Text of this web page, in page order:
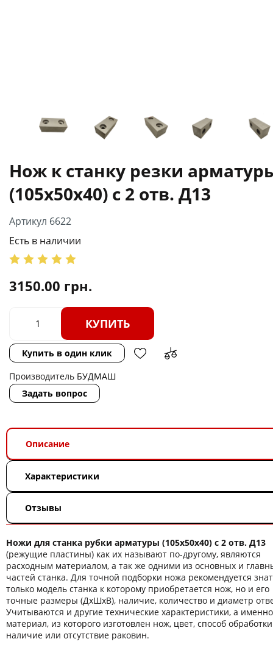
Нож к станку резки
(105х50х40) с 2 отв. Д13
Артикул 6622
Есть в наличии
3150.00 грн.
КУПИТЬ
Купить в один клик
Производитель БУДМАШ
Задать вопрос
Описание
Характеристики
Отзывы
Ножи для станка рубки арматуры (105х50х40) с 2 отв. Д13
(режущие пластины) как их называют по-другому, являются
расходным материалом, а так же одними из основных и
частей станка. Для точной подборки ножа рекомендуется
только модель станка к которому приобретается нож, но и его
точные размеры (ДхШхВ), наличие, количество и диаметр
Учитываются и другие технические характеристики, а
материал, из которого изготовлен нож, цвет, способ обработки
наличие или отсутствие раковин.